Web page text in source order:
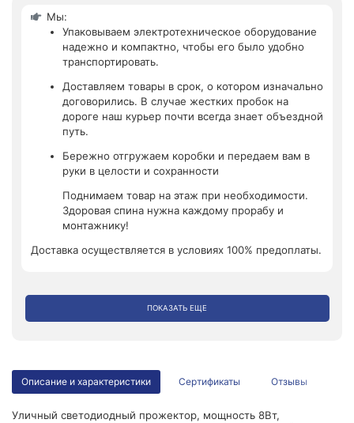
Мы:
Упаковываем электротехническое оборудование
надежно и компактно, чтобы его было удобно
транспортировать.
Доставляем товары в срок, о котором изначально
договорились. В случае жестких пробок на
дороге наш курьер почти всегда знает объездной
путь.
Бережно отгружаем коробки и передаем вам в
руки в целости и сохранности
Поднимаем товар на этаж при необходимости.
Здоровая спина нужна каждому прорабу и
монтажнику!
Доставка осуществляется в условиях 100% предоплаты.
ПОКАЗАТЬ ЕЩЕ
Описание и характеристики Сертификаты Отзывы
Уличный светодиодный прожектор, мощность 8Вт,